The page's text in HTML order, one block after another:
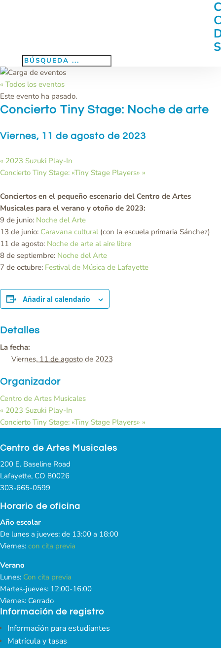
« Todos los eventos
Este evento ha pasado.
Concierto Tiny Stage: Noche de arte
Viernes, 11 de agosto de 2023
« 2023 Suzuki Play-In
Concierto Tiny Stage: «Tiny Stage Players» »
Conciertos en el pequeño escenario del Centro de Artes
Musicales para el verano y otoño de 2023:
9 de junio: Noche del Arte
13 de junio: Caravana cultural(con la escuela primaria Sánchez)
11 de agosto: Noche de arte al aire libre
8 de septiembre: Noche del Arte
7 de octubre: Festival de Música de Lafayette
Añadir al calendario
Detalles
La fecha:
Viernes, 11 de agosto de 2023
Organizador
Centro de Artes Musicales
« 2023 Suzuki Play-In
Concierto Tiny Stage: «Tiny Stage Players» »
Centro de Artes Musicales
200 E. Baseline Road
Lafayette, CO 80026
303-665-0599
Horario de oficina
Año escolar
De lunes a jueves: de 13:00 a 18:00
Viernes: con cita previa
Verano
Lunes: Con cita previa
Martes-jueves: 12:00-16:00
Viernes: Cerrado
Información de registro
Información para estudiantes
Matrícula y tasas